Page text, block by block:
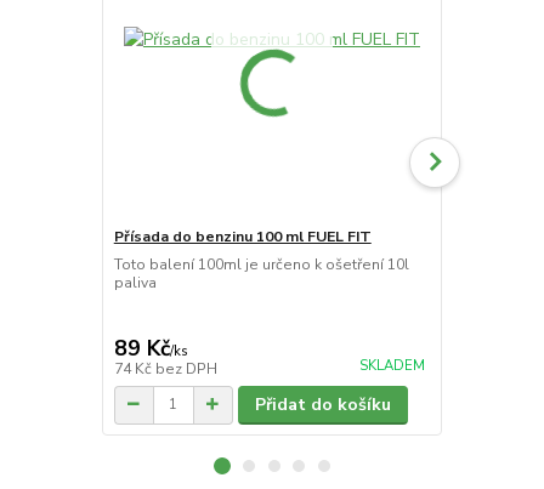
Přísada do benzinu 100 ml FUEL FIT
Toto balení 100ml je určeno k ošetření 10l
paliva
89 Kč/ks
74 Kč bez DPH SKLADEM
Přidat do košíku